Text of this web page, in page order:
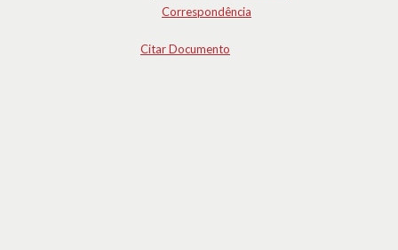
Correspondência
Citar Documento